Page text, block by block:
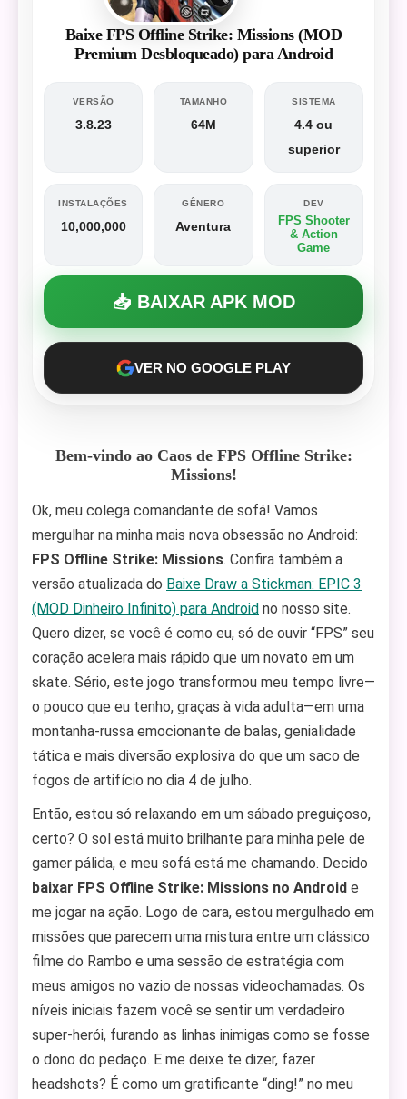
Baixe FPS Offline Strike: Missions (MOD
Premium Desbloqueado) para Android
VERSÃO
3.8.23
TAMANHO
64M
SISTEMA
4.4 ou
superior
INSTALAÇÕES
10,000,000
GÊNERO
Aventura
DEV
FPS Shooter
& Action
Game
📥 BAIXAR APK MOD
VER NO GOOGLE PLAY
Bem-vindo ao Caos de FPS Offline Strike:
Missions!
Ok, meu colega comandante de sofá! Vamos
mergulhar na minha mais nova obsessão no Android:
FPS Offline Strike: Missions. Confira também a
versão atualizada do Baixe Draw a Stickman: EPIC 3
(MOD Dinheiro Infinito) para Android no nosso site.
Quero dizer, se você é como eu, só de ouvir “FPS” seu
coração acelera mais rápido que um novato em um
skate. Sério, este jogo transformou meu tempo livre—
o pouco que eu tenho, graças à vida adulta—em uma
montanha-russa emocionante de balas, genialidade
tática e mais diversão explosiva do que um saco de
fogos de artifício no dia 4 de julho.
Então, estou só relaxando em um sábado preguiçoso,
certo? O sol está muito brilhante para minha pele de
gamer pálida, e meu sofá está me chamando. Decido
baixar FPS Offline Strike: Missions no Android e
me jogar na ação. Logo de cara, estou mergulhado em
missões que parecem uma mistura entre um clássico
filme do Rambo e uma sessão de estratégia com
meus amigos no vazio de nossas videochamadas. Os
níveis iniciais fazem você se sentir um verdadeiro
super-herói, furando as linhas inimigas como se fosse
o dono do pedaço. E me deixe te dizer, fazer
headshots? É como um gratificante “ding!” no meu